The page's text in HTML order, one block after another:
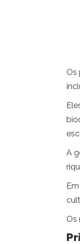
Os
A
Os